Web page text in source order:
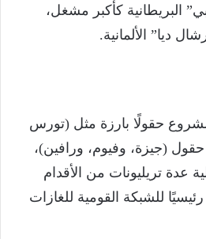
البريطانية كأكبر مشغل،
ديا” الألمانية.
حقولًا بارزة مثل (تورس
حقول (جيزة، وفيوم، ورافين)،
عدة تريليونات من الأقدام
للشبكة القومية للغازات